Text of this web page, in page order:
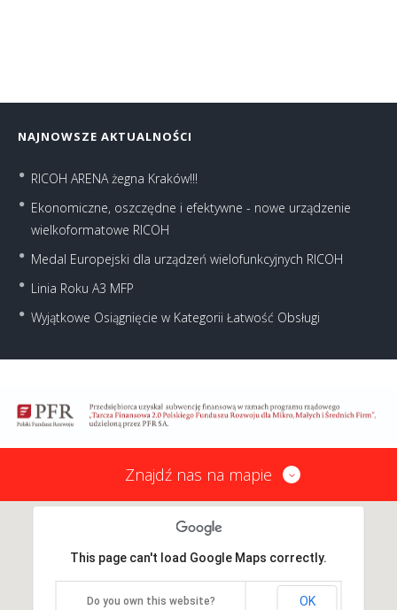
NAJNOWSZE AKTUALNOŚCI
RICOH ARENA żegna Kraków!!!
Ekonomiczne, oszczędne i efektywne - nowe urządzenie
wielkoformatowe RICOH
Medal Europejski dla urządzeń wielofunkcyjnych RICOH
Linia Roku A3 MFP
Wyjątkowe Osiągnięcie w Kategorii Łatwość Obsługi
Znajdź nas na mapie
This page can't load Google Maps correctly.
Do you own this website? OK